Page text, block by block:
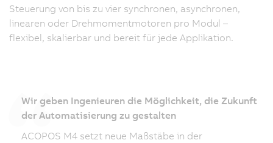
Steuerung von bis zu vier synchronen, asynchronen,
linearen oder Drehmomentmotoren pro Modul –
flexibel, skalierbar und bereit für jede Applikation.
Wir geben Ingenieuren die Möglichkeit, die Zukunft
der Automatisierung zu gestalten
ACOPOS M4 setzt neue Maßstäbe in der